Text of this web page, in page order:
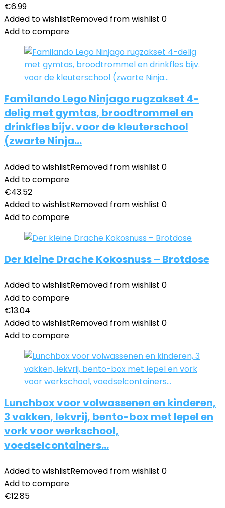
€6.99
Added to wishlistRemoved from wishlist 0
Add to compare
Familando Lego Ninjago rugzakset 4-
delig met gymtas, broodtrommel en
drinkfles bijv. voor de kleuterschool
(zwarte Ninja…
Added to wishlistRemoved from wishlist 0
Add to compare
€43.52
Added to wishlistRemoved from wishlist 0
Add to compare
Der kleine Drache Kokosnuss – Brotdose
Added to wishlistRemoved from wishlist 0
Add to compare
€13.04
Added to wishlistRemoved from wishlist 0
Add to compare
Lunchbox voor volwassenen en kinderen,
3 vakken, lekvrij, bento-box met lepel en
vork voor werkschool,
voedselcontainers…
Added to wishlistRemoved from wishlist 0
Add to compare
€12.85